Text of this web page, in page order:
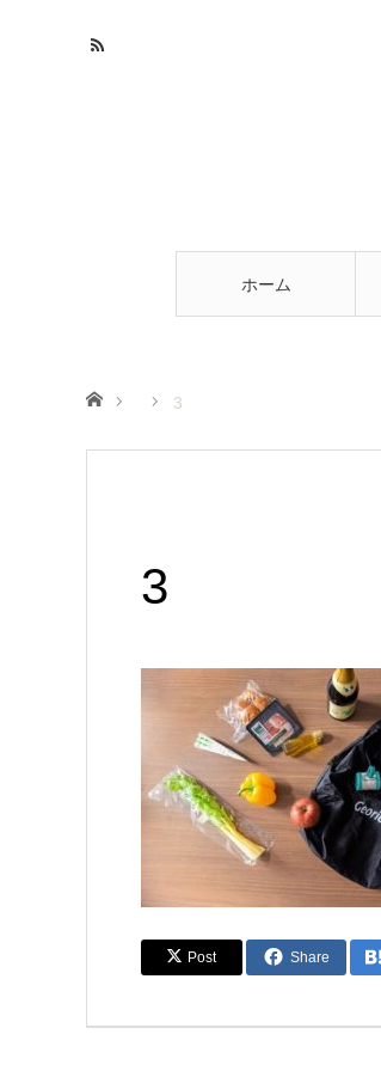
ホーム
ホーム 3
3
Post Share